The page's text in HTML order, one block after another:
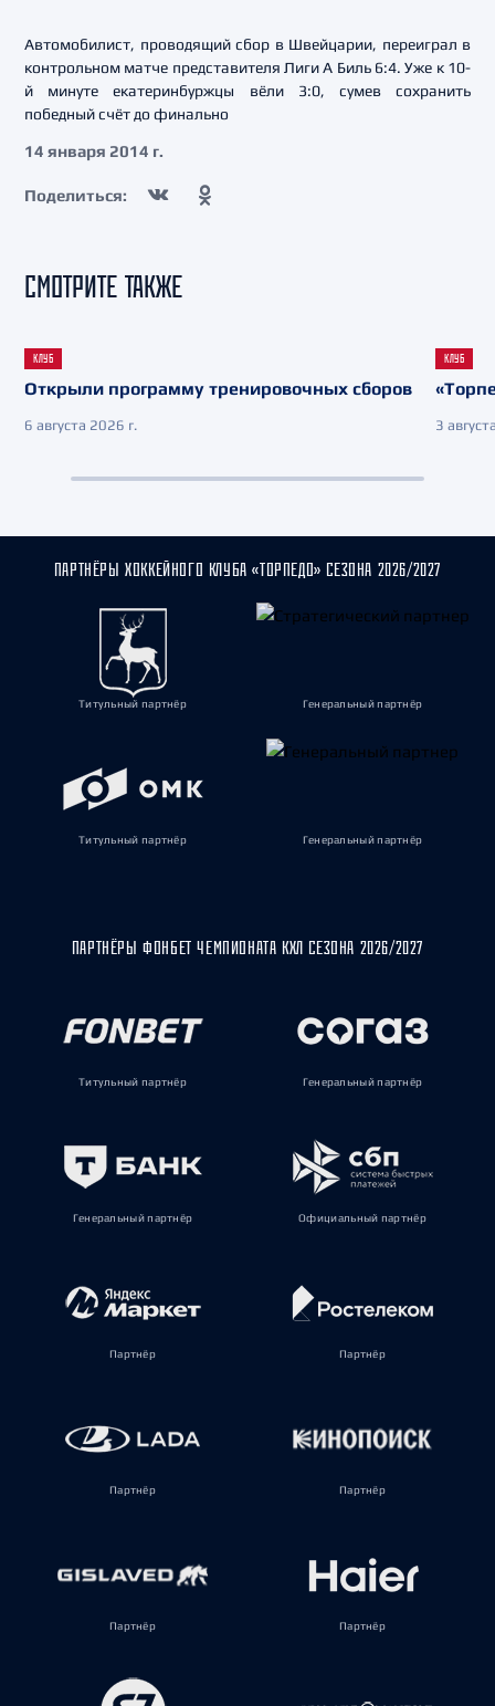
Автомобилист, проводящий сбор в Швейцарии, переиграл в
контрольном матче представителя Лиги А Биль 6:4. Уже к 10-
й минуте екатеринбуржцы вёли 3:0, сумев сохранить
победный счёт до финально
14 января 2014 г.
Поделиться:
СМОТРИТЕ ТАКЖЕ
КЛУБ
Открыли программу тренировочных сборов
6 августа 2026 г.
КЛУБ
3
ПАРТНЁРЫ ХОККЕЙНОГО КЛУБА «ТОРПЕДО» СЕЗОНА 2026/2027
Титульный партнёр Генеральный партнёр
Титульный партнёр Генеральный партнёр
ПАРТНЁРЫ ФОНБЕТ ЧЕМПИОНАТА КХЛ СЕЗОНА 2026/2027
Титульный партнёр Генеральный партнёр
Генеральный партнёр Официальный партнёр
Партнёр Партнёр
Партнёр Партнёр
Партнёр Партнёр